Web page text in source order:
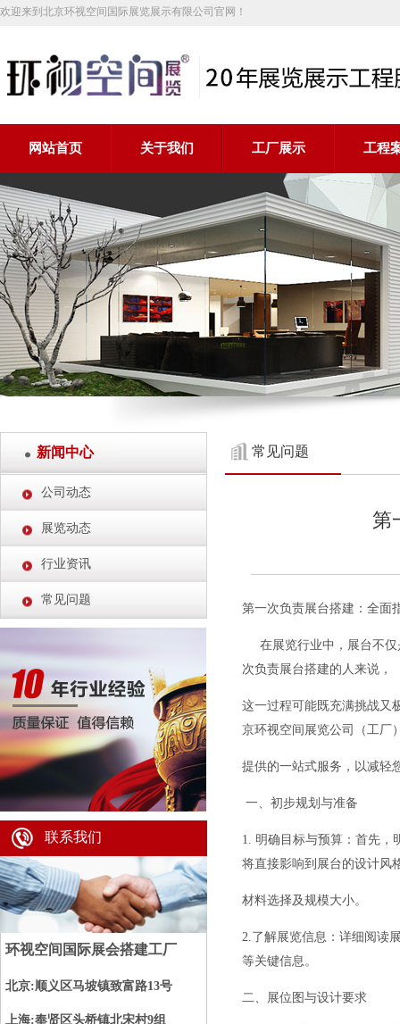
欢迎来到北京环视空间国际展览展示有限公司官网！
网站首页 关于我们 工厂展示 工程
新闻中心
公司动态
展览动态
行业资讯
常见问题
联系我们
环视空间国际展会搭建工厂
北京:顺义区马坡镇致富路13号
上海:奉贤区头桥镇北宋村9组
常见问题
第
第一次负责展台搭建：全面
在展览行业中，展台不仅
次负责展台搭建的人来说，
这一过程可能既充满挑战又
京环视空间展览公司（工厂
提供的一站式服务，以减轻
一、初步规划与准备
1. 明确目标与预算：首先，
将直接影响到展台的设计风
材料选择及规模大小。
2.了解展览信息：详细阅读
等关键信息。
二、展位图与设计要求